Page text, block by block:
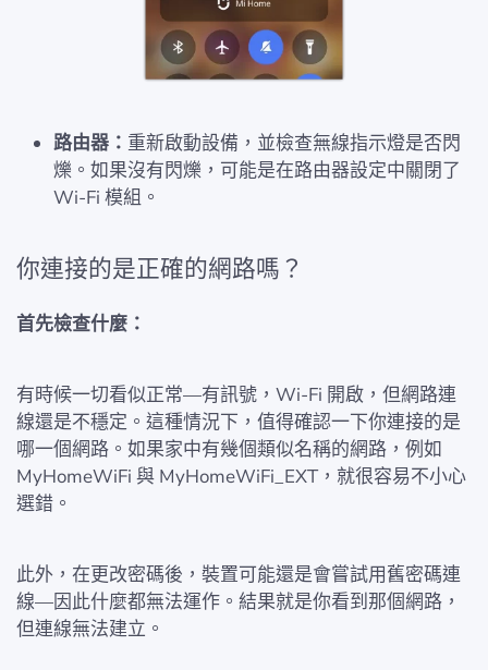
路由器： 重新啟動設備，並檢查無線指示燈是否閃
爍。如果沒有閃爍，可能是在路由器設定中關閉了
Wi-Fi 模組。
你連接的是正確的網路嗎？
首先檢查什麼：
有時候一切看似正常—有訊號，Wi-Fi 開啟，但網路連
線還是不穩定。這種情況下，值得確認一下你連接的是
哪一個網路。如果家中有幾個類似名稱的網路，例如
MyHomeWiFi 與 MyHomeWiFi_EXT，就很容易不小心
選錯。
此外，在更改密碼後，裝置可能還是會嘗試用舊密碼連
線—因此什麼都無法運作。結果就是你看到那個網路，
但連線無法建立。